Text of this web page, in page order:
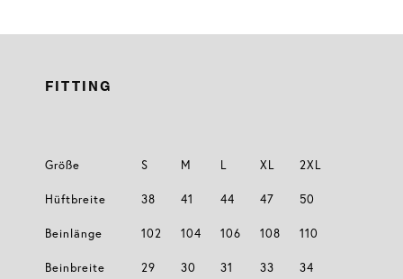
FITTING
Größe
Hüftbreite
Beinlänge
Beinbreite
S
38
102
29
M
41
104
30
L
44
106
31
XL
47
108
33
2XL
50
110
34